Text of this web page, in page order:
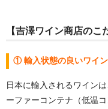
【吉澤ワイン商店のこ
① 輸入状態の良いワイン
日本に輸入されるワイン
ーファーコンテナ（低温